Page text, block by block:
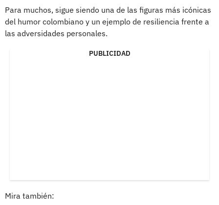
Para muchos, sigue siendo una de las figuras más icónicas
del humor colombiano y un ejemplo de resiliencia frente a
las adversidades personales.
PUBLICIDAD
Mira también: